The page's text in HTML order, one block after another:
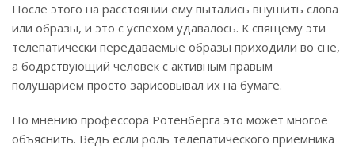
После этого на расстоянии ему пытались внушить слова
или образы, и это с успехом удавалось. К спящему эти
телепатически передаваемые образы приходили во сне,
а бодрствующий человек с активным правым
полушарием просто зарисовывал их на бумаге.
По мнению профессора Ротенберга это может многое
объяснить. Ведь если роль телепатического приемника